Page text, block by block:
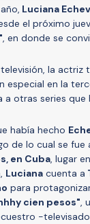
Luciana
el próximo
, en donde se
la actriz
especial en la
a otras series
había hecho
de lo cual se fue
en Cuba, lugar
Luciana cuenta a
para
cien pesos",
-